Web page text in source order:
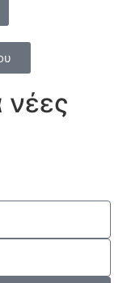
νέες